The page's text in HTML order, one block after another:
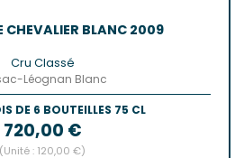
CHEVALIER BLANC 2009
Cru Classé
Léognan Blanc
DE 6 BOUTEILLES 75 CL
Prix
720,00 €
(Unité : 120,00 €)